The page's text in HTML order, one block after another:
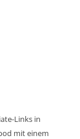
Links in
mit einem